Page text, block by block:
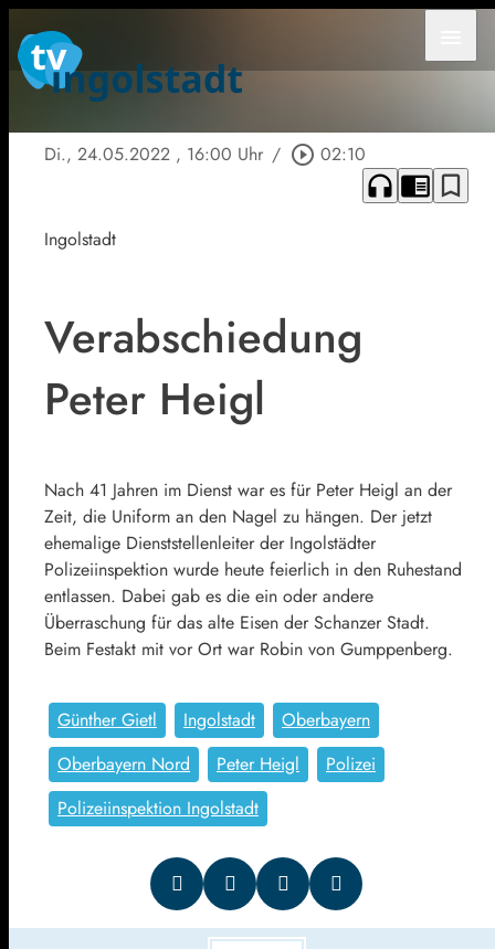
Di., 24.05.2022 , 16:00 Uhr / play_circle_outline 02:10
headphones chrome_reader_mode bookmark_border
Ingolstadt
Verabschiedung
Peter Heigl
Nach 41 Jahren im Dienst war es für Peter Heigl an der
Zeit, die Uniform an den Nagel zu hängen. Der jetzt
ehemalige Dienststellenleiter der Ingolstädter
Polizeiinspektion wurde heute feierlich in den Ruhestand
entlassen. Dabei gab es die ein oder andere
Überraschung für das alte Eisen der Schanzer Stadt.
Beim Festakt mit vor Ort war Robin von Gumppenberg.
Günther Gietl Ingolstadt
Oberbayern
Oberbayern Nord
Peter Heigl
Polizei
Polizeiinspektion Ingolstadt